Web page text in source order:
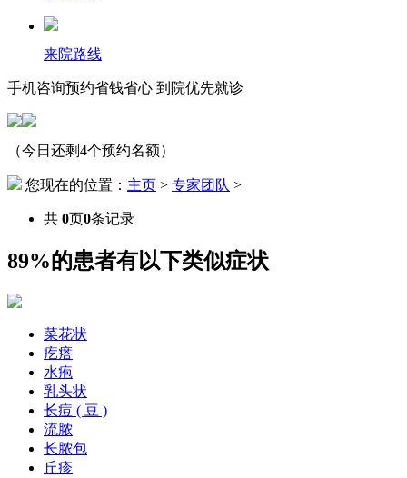
来院路线
手机咨询预约省钱省心 到院优先就诊
（今日还剩4个预约名额）
您现在的位置： 主页 > 专家团队 >
共 0页0条记录
89%的患者有以下类似症状
菜花状
疙瘩
水疱
乳头状
长痘 ( 豆 )
流脓
长脓包
丘疹